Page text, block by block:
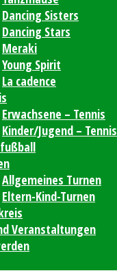
Dancing Sisters
Dancing Stars
Meraki
Young Spirit
La cadence
Erwachsene – Tennis
Kinder/Jugend – Tennis
Allgemeines Turnen
Eltern-Kind-Turnen
Veranstaltungen